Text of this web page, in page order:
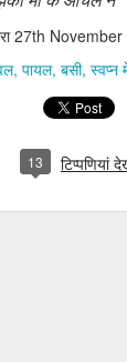
27th November
पायल बसी स्वप्न
13 टिप्पणियां